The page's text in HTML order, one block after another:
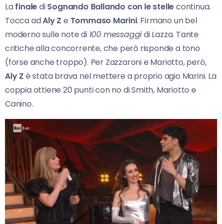
LafinalediSognando Ballando con le stellecontinua.
Tocca adAly Z e Tommaso Marini. Firmano un bel
moderno sulle note di 100 messaggidi Lazza. Tante
critiche alla concorrente, che però risponde a tono
(forse anche troppo). Per Zazzaroni e Mariotto, però,
Aly Z è stata brava nel mettere a proprio agio Marini. La
coppia ottiene 20 punti con no di Smith, Mariotto e
Canino.